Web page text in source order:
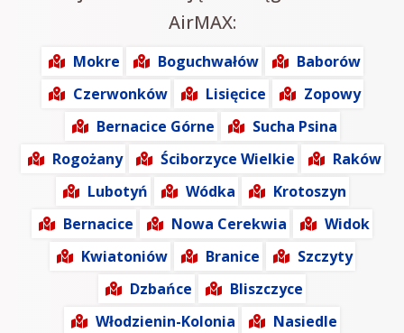
AirMAX:
Mokre Boguchwałów
Baborów
Czerwonków
Lisięcice
Zopowy
Bernacice Górne
Sucha Psina
Rogożany
Ściborzyce Wielkie
Raków
Lubotyń
Wódka
Krotoszyn
Bernacice
Nowa Cerekwia
Widok
Kwiatoniów
Branice
Szczyty
Dzbańce
Bliszczyce
Włodzienin-Kolonia
Nasiedle